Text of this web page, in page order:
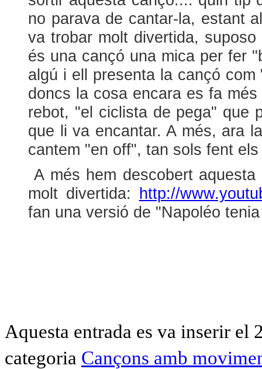
no parava de cantar-la, estant
va trobar molt divertida,
és una cançó una mica per fer
algú i ell presenta la cançó
doncs la cosa encara es fa
rebot, "el ciclista de pega" que
que li va encantar. A més, ara
cantem "en off", tan sols fent
A més hem descobert
molt divertida:
http://
fan una versió de "Napoléo
Aquesta entrada es va inserir el
categoria Cançons amb